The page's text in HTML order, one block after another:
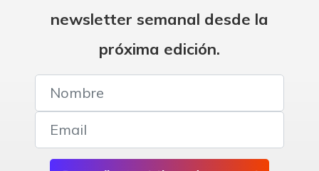
newsletter semanal desde la
próxima edición.